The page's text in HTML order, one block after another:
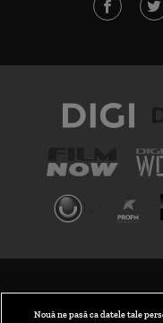
Nouă ne pasă ca datele tale